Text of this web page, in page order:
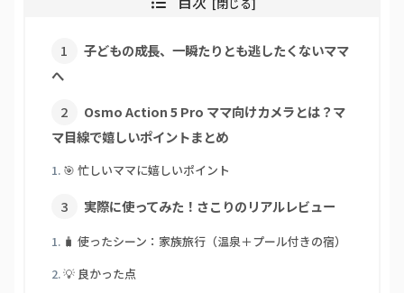
子どもの成長、一瞬たりとも逃したくないママ
へ
Osmo Action 5 Pro ママ向けカメラとは？マ
マ目線で嬉しいポイントまとめ
🎯 忙しいママに嬉しいポイント
実際に使ってみた！さこりのリアルレビュー
🧳 使ったシーン：家族旅行（温泉＋プール付きの宿）
💡 良かった点